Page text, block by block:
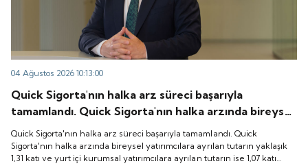
04 Ağustos 2026 10:13:00
Quick Sigorta'nın halka arz süreci başarıyla
tamamlandı. Quick Sigorta'nın halka arzında bireysel
yatırımcılara ayrılan tutarın yaklaşık 1,31 katı ve yurt
içi kurumsal yatırımcılara ayrılan tutarın ise 1,07 katı
talep geldi. Quick Sigorta, 6 Ağustos 2026 tarihinde
Quick Sigorta'nın halka arz süreci başarıyla tamamlandı. Quick
Sigorta'nın halka arzında bireysel yatırımcılara ayrılan tutarın yaklaşık
1,31 katı ve yurt içi kurumsal yatırımcılara ayrılan tutarın ise 1,07 katı